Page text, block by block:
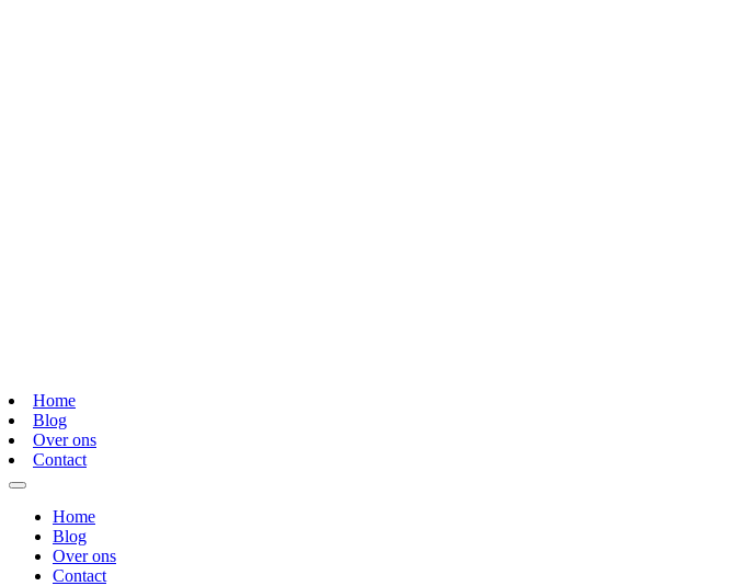
Home
Blog
Over ons
Contact
Home
Blog
Over ons
Contact